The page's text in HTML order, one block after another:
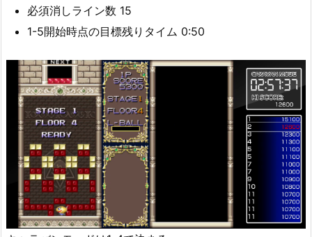
必須消しライン数 15
1-5開始時点の目標残りタイム 0:50